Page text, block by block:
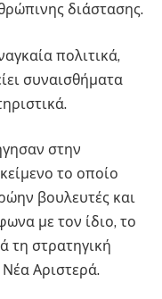
διάστασης.
πολιτικά,
συναισθήματα
στην
το οποίο
βουλευτές και
με τον ίδιο, το
τη στρατηγική
Νέα Αριστερά.